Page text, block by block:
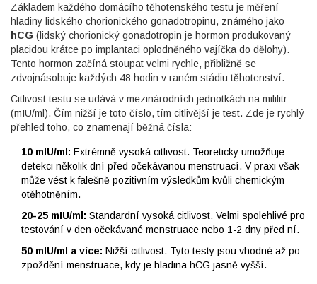
Základem každého domácího těhotenského testu je měření
hladiny lidského chorionického gonadotropinu, známého jako
hCG (lidský chorionický gonadotropin je hormon produkovaný
placidou krátce po implantaci oplodněného vajíčka do dělohy).
Tento hormon začíná stoupat velmi rychle, přibližně se
zdvojnásobuje každých 48 hodin v raném stádiu těhotenství.
Citlivost testu se udává v mezinárodních jednotkách na mililitr
(mIU/ml). Čím nižší je toto číslo, tím citlivější je test. Zde je rychlý
přehled toho, co znamenají běžná čísla:
10 mIU/ml: Extrémně vysoká citlivost. Teoreticky umožňuje
detekci několik dní před očekávanou menstruací. V praxi však
může vést k falešně pozitivním výsledkům kvůli chemickým
otěhotněním.
20-25 mIU/ml: Standardní vysoká citlivost. Velmi spolehlivé pro
testování v den očekávané menstruace nebo 1-2 dny před ní.
50 mIU/ml a více: Nižší citlivost. Tyto testy jsou vhodné až po
zpoždění menstruace, kdy je hladina hCG jasně vyšší.